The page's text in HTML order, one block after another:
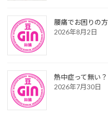
腰痛でお困りの
2026年8月2日
熱中症って無い
2026年7月30日